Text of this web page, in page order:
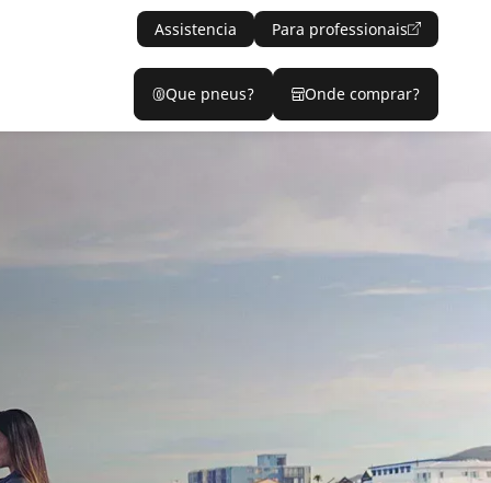
Assistencia Para professionais
Que pneus? Onde comprar?